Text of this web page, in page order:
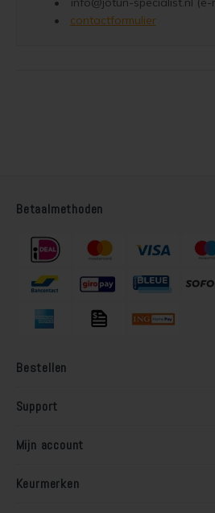
contactformulier
Betaalmethoden
Bestellen
Support
Mijn account
Keurmerken